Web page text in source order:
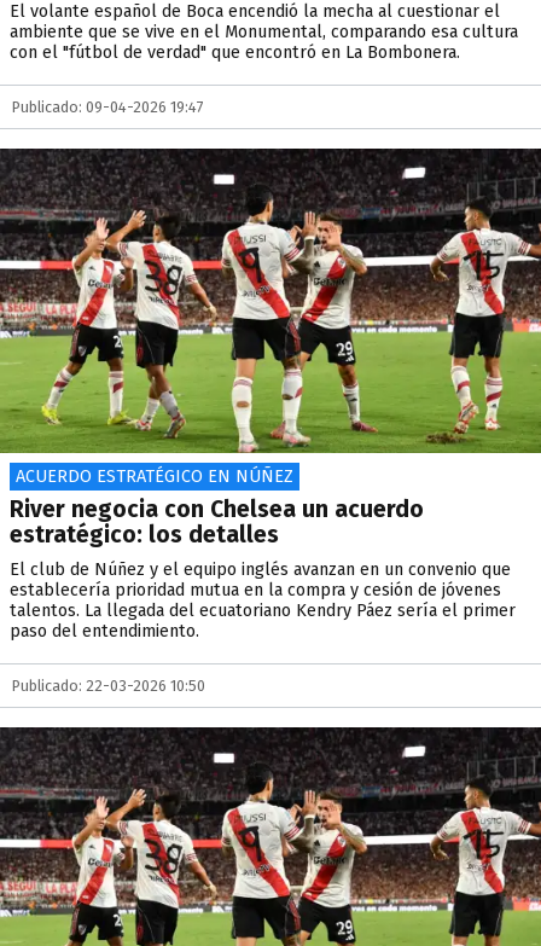
El volante español de Boca encendió la mecha al cuestionar el
ambiente que se vive en el Monumental, comparando esa cultura
con el "fútbol de verdad" que encontró en La Bombonera.
Publicado: 09-04-2026 19:47
ACUERDO ESTRATÉGICO EN NÚÑEZ
River negocia con Chelsea un acuerdo
estratégico: los detalles
El club de Núñez y el equipo inglés avanzan en un convenio que
establecería prioridad mutua en la compra y cesión de jóvenes
talentos. La llegada del ecuatoriano Kendry Páez sería el primer
paso del entendimiento.
Publicado: 22-03-2026 10:50